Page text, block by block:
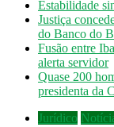
Estabilidade
Justiça
do Banco do
Fusão entre
alerta servidor
Quase 200
presidenta da
Jurídico